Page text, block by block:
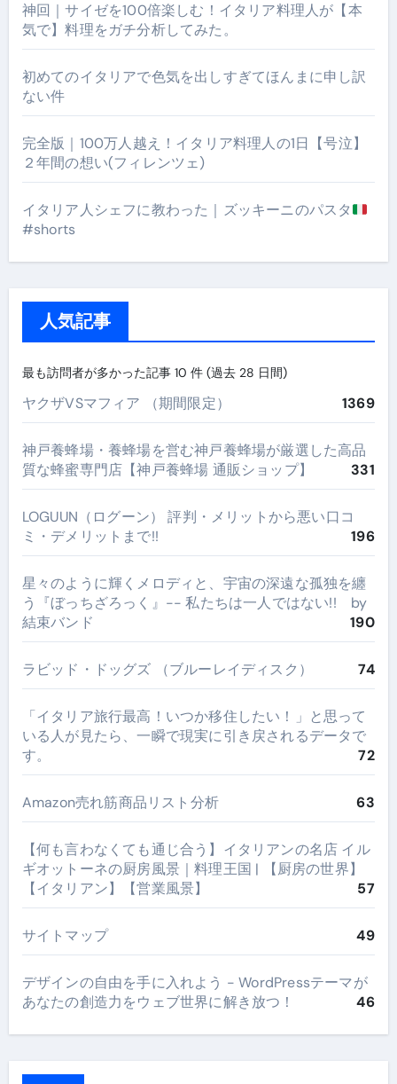
神回｜サイゼを100倍楽しむ！イタリア料理人が【本
気で】料理をガチ分析してみた。
初めてのイタリアで色気を出しすぎてほんまに申し訳
ない件
完全版｜100万人越え！イタリア料理人の1日【号泣】
２年間の想い(フィレンツェ)
イタリア人シェフに教わった｜ズッキーニのパスタ
#shorts
人気記事
最も訪問者が多かった記事 10 件 (過去 28 日間)
ヤクザVSマフィア （期間限定） 1369
神戸養蜂場・養蜂場を営む神戸養蜂場が厳選した高品
質な蜂蜜専門店【神戸養蜂場 通販ショップ】
331
LOGUUN（ログーン） 評判・メリットから悪い口コ
ミ・デメリットまで!!
196
星々のように輝くメロディと、宇宙の深遠な孤独を纏
う『ぼっちざろっく』-- 私たちは一人ではない!! by
結束バンド
190
ラビッド・ドッグズ （ブルーレイディスク） 74
​「イタリア旅行最高！いつか移住したい！」と思って
いる人が見たら、一瞬で現実に引き戻されるデータで
す。
72
Amazon売れ筋商品リスト分析 63
【何も言わなくても通じ合う】イタリアンの名店 イル
ギオットーネの厨房風景｜料理王国 | 【厨房の世界】
【イタリアン】【営業風景】
57
サイトマップ 49
デザインの自由を手に入れよう - WordPressテーマが
あなたの創造力をウェブ世界に解き放つ！
46